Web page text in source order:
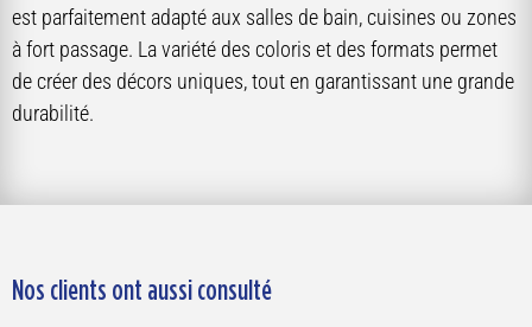
est parfaitement adapté aux salles de bain, cuisines ou zones
à fort passage. La variété des coloris et des formats permet
de créer des décors uniques, tout en garantissant une grande
durabilité.
Nos clients ont aussi consulté